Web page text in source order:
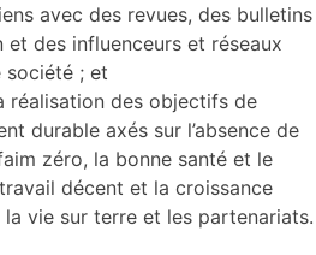
avec des revues, des bulletins
et des influenceurs et réseaux
société ; et
réalisation des objectifs de
durable axés sur l’absence de
zéro, la bonne santé et le
décent et la croissance
la vie sur terre et les partenariats.